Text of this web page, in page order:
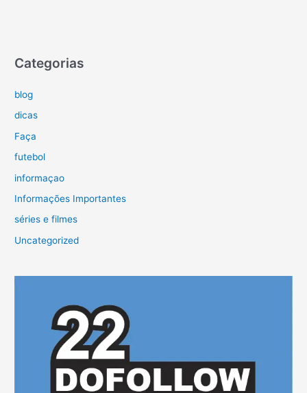
Categorias
blog
dicas
Faça
futebol
informaçao
Informações Importantes
séries e filmes
Uncategorized